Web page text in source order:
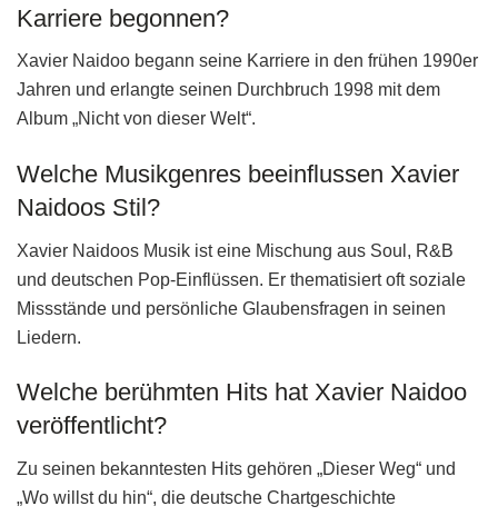
Karriere begonnen?
Xavier Naidoo begann seine Karriere in den frühen 1990er
Jahren und erlangte seinen Durchbruch 1998 mit dem
Album „Nicht von dieser Welt“.
Welche Musikgenres beeinflussen Xavier
Naidoos Stil?
Xavier Naidoos Musik ist eine Mischung aus Soul, R&B
und deutschen Pop-Einflüssen. Er thematisiert oft soziale
Missstände und persönliche Glaubensfragen in seinen
Liedern.
Welche berühmten Hits hat Xavier Naidoo
veröffentlicht?
Zu seinen bekanntesten Hits gehören „Dieser Weg“ und
„Wo willst du hin“, die deutsche Chartgeschichte